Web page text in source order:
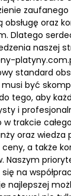
obsługę oraz
Dlatego
naszej
standard
być
tego, aby
i
trakcie
oraz wiedza
a także
Naszym
na
najlepszej